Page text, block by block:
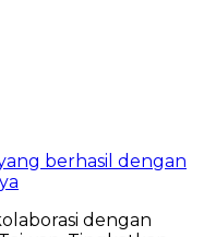
berhasil dengan